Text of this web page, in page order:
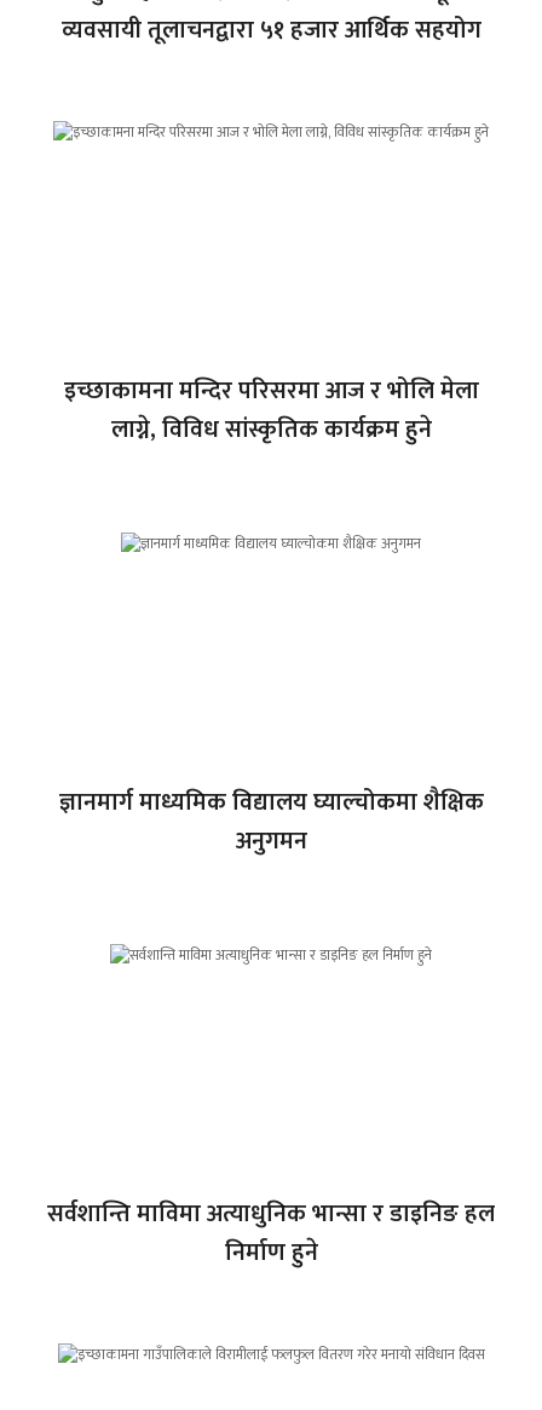
व्यवसायी तूलाचनद्वारा ५१ हजार आर्थिक सहयोग
इच्छाकामना मन्दिर परिसरमा आज र भोलि मेला
लाग्ने, विविध सांस्कृतिक कार्यक्रम हुने
ज्ञानमार्ग माध्यमिक विद्यालय घ्याल्चोकमा शैक्षिक
अनुगमन
सर्वशान्ति माविमा अत्याधुनिक भान्सा र डाइनिङ हल
निर्माण हुने